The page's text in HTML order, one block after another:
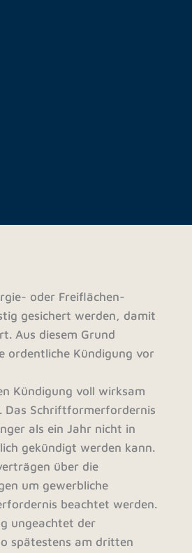
oder Freiflächen-
gesichert werden, damit
Aus diesem Grund
ordentliche Kündigung vor
Kündigung voll wirksam
Das Schriftformerfordernis
als ein Jahr nicht in
gekündigt werden kann.
über die
um gewerbliche
beachtet werden.
ungeachtet der
spätestens am dritten